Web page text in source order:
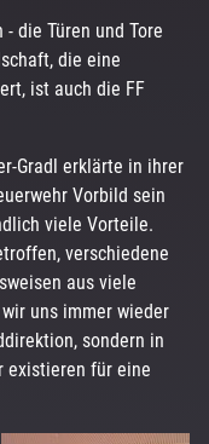
die Türen und Tore
die eine
ist auch die FF
Gradl erklärte in ihrer
Vorbild sein
viele Vorteile.
verschiedene
aus viele
uns immer wieder
sondern in
existieren für eine